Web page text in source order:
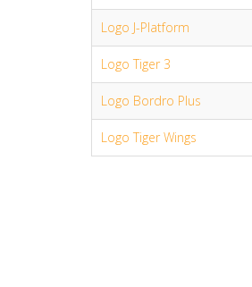
Logo J-Platform
Logo Tiger 3
Logo Bordro Plus
Logo Tiger Wings